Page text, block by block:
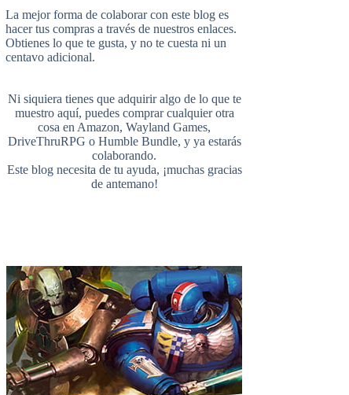
b
o
o
e
r
e
t
l
r
t
r
u
e
C
La mejor forma de colaborar con este blog es
hacer tus compras a través de nuestros enlaces.
Obtienes lo que te gusta, y no te cuesta ni un
centavo adicional.
Ni siquiera tienes que adquirir algo de lo que te
muestro aquí, puedes comprar cualquier otra
cosa en Amazon,Wayland Games,
DriveThruRPG o Humble Bundle, y ya estarás
colaborando.
Este blog necesita de tu ayuda, ¡muchas gracias
de antemano!